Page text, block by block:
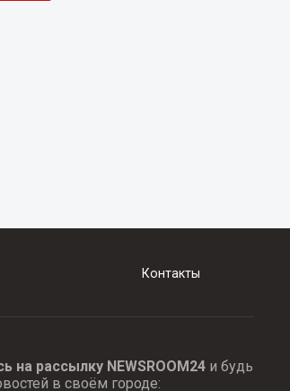
Контакты
на рассылку NEWSROOM24и будь
в своём городе: